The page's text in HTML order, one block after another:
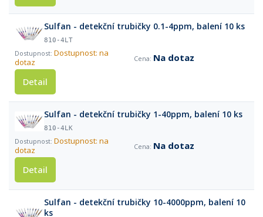
Sulfan - detekční trubičky 0.1-4ppm, balení 10 ks
810-4LT
Dostupnost: na
dotaz
Na dotaz
Detail
Sulfan - detekční trubičky 1-40ppm, balení 10 ks
810-4LK
Dostupnost: na
dotaz
Na dotaz
Detail
Sulfan - detekční trubičky 10-4000ppm, balení 10
ks